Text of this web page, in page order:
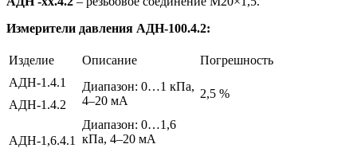
Измерители давления АДН-100.4.2:
Изделие Описание
Погрешность
АДН-1.4.1
Диапазон: 0…1 кПа,
4–20 мА
2,5 %
АДН-1.4.2
АДН-1,6.4.1
Диапазон: 0…1,6
кПа, 4–20 мА